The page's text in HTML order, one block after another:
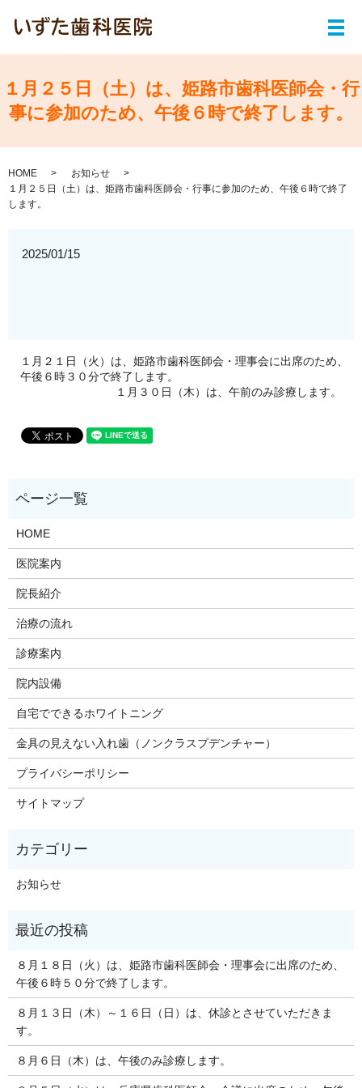
メ
１月２５日（土）は、姫路市歯科医師会・行
事に参加のため、午後６時で終了します。
HOME
お知らせ
１月２５日（土）は、姫路市歯科医師会・行事に参加のため、午後６時で終了
します。
2025/01/15
１月２１日（火）は、姫路市歯科医師会・理事会に出席のため、
午後６時３０分で終了します。
１月３０日（木）は、午前のみ診療します。
HOME
医院案内
院長紹介
治療の流れ
診療案内
院内設備
自宅でできるホワイトニング
金具の見えない入れ歯（ノンクラスプデンチャー）
プライバシーポリシー
サイトマップ
お知らせ
８月１８日（火）は、姫路市歯科医師会・理事会に出席のため、
午後６時５０分で終了します。
８月１３日（木）～１６日（日）は、休診とさせていただきま
す。
８月６日（木）は、午後のみ診療します。